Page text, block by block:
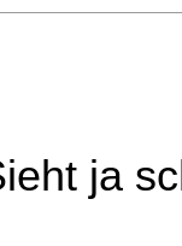
ja